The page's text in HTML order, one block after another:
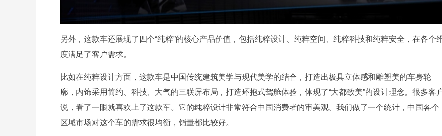
另外，这款车还展现了四个“纯粹”的核心产品价值，包括纯粹设计、纯粹空间、纯粹科技和纯粹安全，在各个
度满足了客户需求。
比如在纯粹设计方面，这款车是中国传统建筑美学与现代美学的结合，打造出极具立体感和雕塑美的车身轮
廓，内饰采用简约、科技、大气的三联屏布局，打造环抱式驾舱体验，体现了“大都致美”的设计理念。很多客
说，看了一眼就喜欢上了这款车。它的纯粹设计非常符合中国消费者的审美观。我们做了一个统计，中国各个
区域市场对这个车的需求很均衡，销量都比较好。